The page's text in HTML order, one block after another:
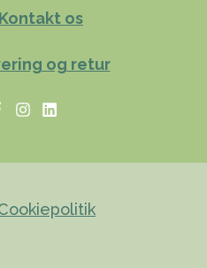
Kontakt os
og retur